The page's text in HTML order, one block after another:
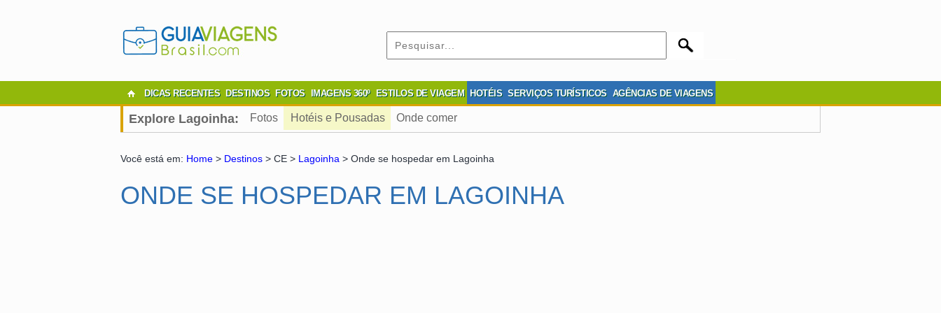
DICAS RECENTES DESTINOS FOTOS IMAGENS 360º ESTILOS DE VIAGEM HOTÉIS SERVIÇOS TURÍSTICOS AGÊNCIAS DE VIAGENS
Explore Lagoinha: Fotos Hotéis e Pousadas Onde comer
Você está em: Home > Destinos > CE > Lagoinha > Onde se hospedar em Lagoinha
ONDE SE HOSPEDAR EM LAGOINHA